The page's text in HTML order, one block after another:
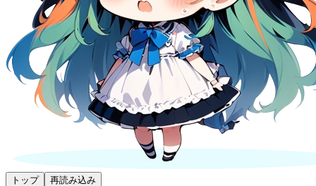
トップ 再読み込み